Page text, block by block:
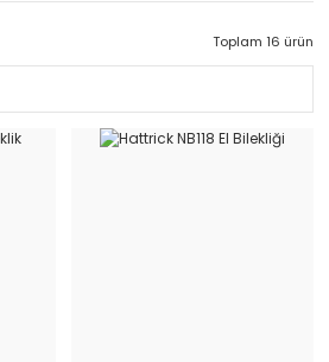
Toplam 16 ürün